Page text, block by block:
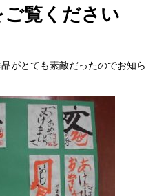
覧ください
がとても素敵だったのでお知ら